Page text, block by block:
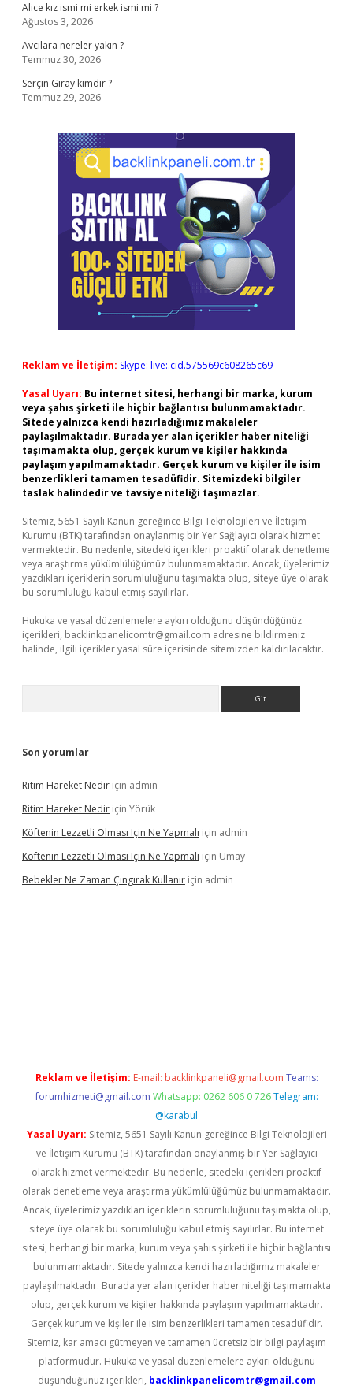
Alice kız ismi mi erkek ismi mi ?
Ağustos 3, 2026
Avcılara nereler yakın ?
Temmuz 30, 2026
Serçin Giray kimdir ?
Temmuz 29, 2026
Reklam ve İletişim: Skype: live:.cid.575569c608265c69
Yasal Uyarı: Bu internet sitesi, herhangi bir marka, kurum
veya şahıs şirketi ile hiçbir bağlantısı bulunmamaktadır.
Sitede yalnızca kendi hazırladığımız makaleler
paylaşılmaktadır. Burada yer alan içerikler haber niteliği
taşımamakta olup, gerçek kurum ve kişiler hakkında
paylaşım yapılmamaktadır. Gerçek kurum ve kişiler ile isim
benzerlikleri tamamen tesadüfidir. Sitemizdeki bilgiler
taslak halindedir ve tavsiye niteliği taşımazlar.
Sitemiz, 5651 Sayılı Kanun gereğince Bilgi Teknolojileri ve İletişim
Kurumu (BTK) tarafından onaylanmış bir Yer Sağlayıcı olarak hizmet
vermektedir. Bu nedenle, sitedeki içerikleri proaktif olarak denetleme
veya araştırma yükümlülüğümüz bulunmamaktadır. Ancak, üyelerimiz
yazdıkları içeriklerin sorumluluğunu taşımakta olup, siteye üye olarak
bu sorumluluğu kabul etmiş sayılırlar.
Hukuka ve yasal düzenlemelere aykırı olduğunu düşündüğünüz
içerikleri, backlinkpanelicomtr@gmail.com adresine bildirmeniz
halinde, ilgili içerikler yasal süre içerisinde sitemizden kaldırılacaktır.
Son yorumlar
Ritim Hareket Nedir için admin
Ritim Hareket Nedir için Yörük
Köftenin Lezzetli Olması Için Ne Yapmalı için admin
Köftenin Lezzetli Olması Için Ne Yapmalı için Umay
Bebekler Ne Zaman Çıngırak Kullanır için admin
Reklam ve İletişim: E-mail: backlinkpaneli@gmail.com Teams:
forumhizmeti@gmail.com Whatsapp: 0262 606 0 726 Telegram:
@karabul
Yasal Uyarı: Sitemiz, 5651 Sayılı Kanun gereğince Bilgi Teknolojileri
ve İletişim Kurumu (BTK) tarafından onaylanmış bir Yer Sağlayıcı
olarak hizmet vermektedir. Bu nedenle, sitedeki içerikleri proaktif
olarak denetleme veya araştırma yükümlülüğümüz bulunmamaktadır.
Ancak, üyelerimiz yazdıkları içeriklerin sorumluluğunu taşımakta olup,
siteye üye olarak bu sorumluluğu kabul etmiş sayılırlar. Bu internet
sitesi, herhangi bir marka, kurum veya şahıs şirketi ile hiçbir bağlantısı
bulunmamaktadır. Sitede yalnızca kendi hazırladığımız makaleler
paylaşılmaktadır. Burada yer alan içerikler haber niteliği taşımamakta
olup, gerçek kurum ve kişiler hakkında paylaşım yapılmamaktadır.
Gerçek kurum ve kişiler ile isim benzerlikleri tamamen tesadüfidir.
Sitemiz, kar amacı gütmeyen ve tamamen ücretsiz bir bilgi paylaşım
platformudur. Hukuka ve yasal düzenlemelere aykırı olduğunu
düşündüğünüz içerikleri, backlinkpanelicomtr@gmail.com